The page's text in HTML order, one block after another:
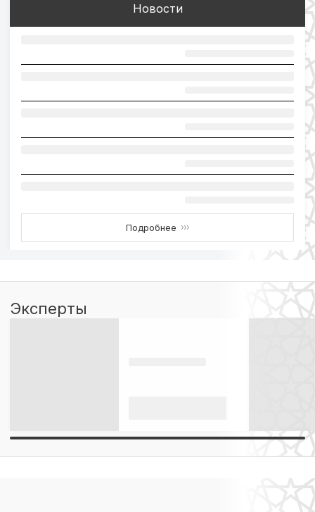
Новости
Подробнее ›››
Эксперты